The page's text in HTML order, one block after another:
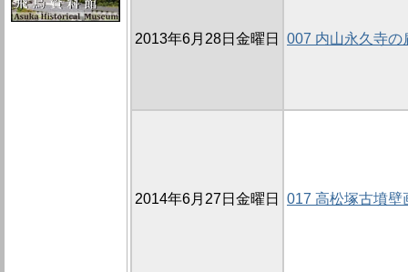
2013年6月28日金曜日 007 内山永久寺の
2014年6月27日金曜日 017 高松塚古墳壁